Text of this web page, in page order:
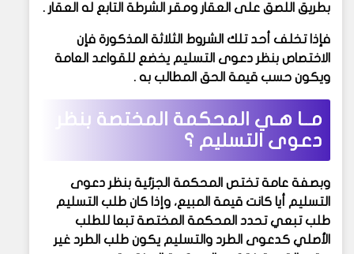
بطريق اللصق على العقار ومقر الشرطة التابع له العقار .
فإذا تخلف أحد تلك الشروط الثلاثة المذكورة فإن
الاختصاص بنظر دعوى التسليم يخضع للقواعد العامة
ويكون حسب قيمة الحق المطالب به .
مــا هـي المحكمة المختصة بنظر
دعوى التسليم ؟
وبصفة عامة تختص المحكمة الجزئية بنظر دعوى
التسليم أيا كانت قيمة المبيع، وإذا كان طلب التسليم
طلب تبعي تحدد المحكمة المختصة تبعا للطلب
الأصلي كدعوى الطرد والتسليم يكون طلب الطرد غير